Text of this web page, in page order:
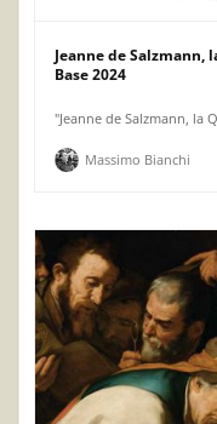
Jeanne de Salzmann,
Base 2024
"Jeanne de Salzmann, la
Massimo Bianchi